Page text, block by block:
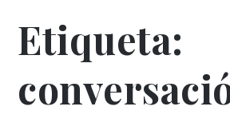
Etiqueta: